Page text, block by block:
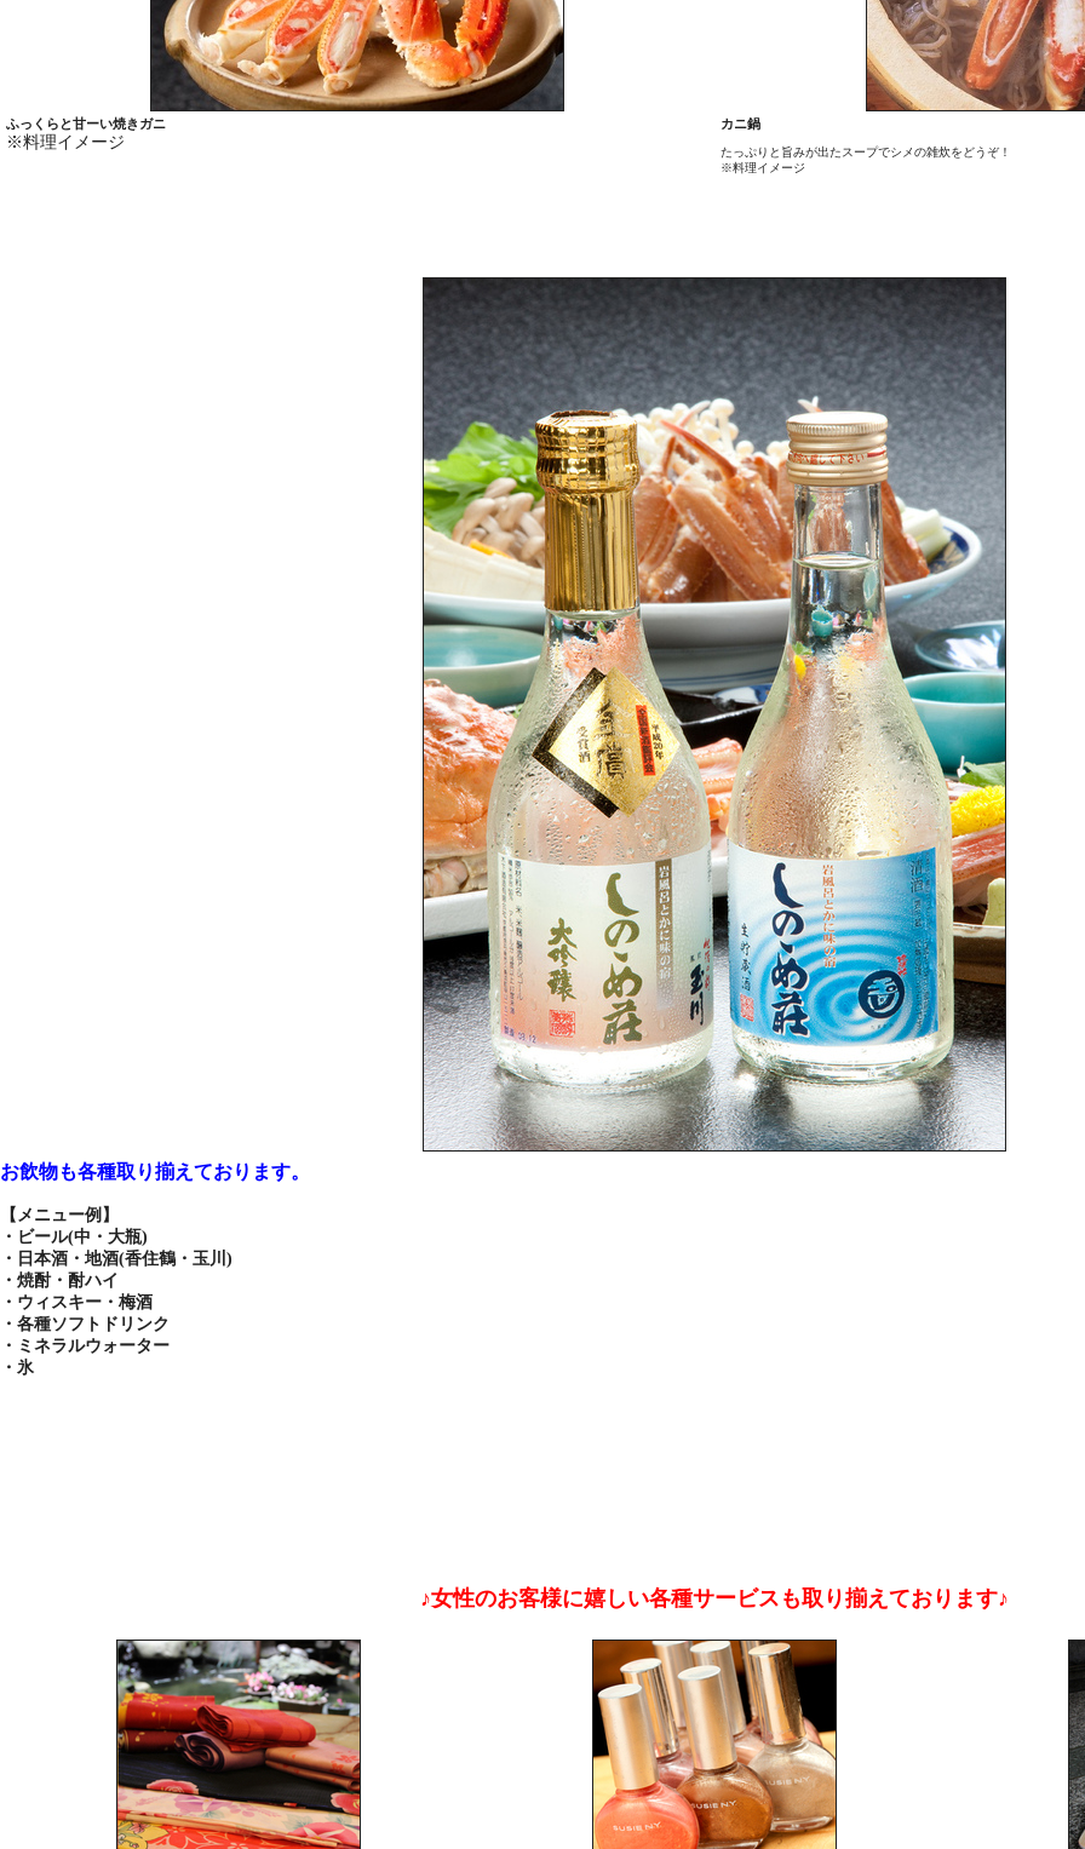
ふっくらと甘ーい焼きガニ
※料理イメージ
カニ鍋
たっぷりと旨みが出たスープでシメの雑炊をどうぞ！
※料理イメージ
お飲物も各種取り揃えております。
【メニュー例】
・ビール(中・大瓶)
・日本酒・地酒(香住鶴・玉川)
・焼酎・酎ハイ
・ウィスキー・梅酒
・各種ソフトドリンク
・ミネラルウォーター
・氷
♪女性のお客様に嬉しい各種サービスも取り揃えております♪